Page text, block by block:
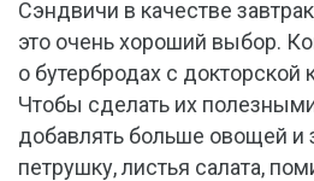
Сэндвичи в качестве
это очень хороший выбор.
о бутербродах с
Чтобы сделать их
добавлять больше овощей и
петрушку, листья салата,